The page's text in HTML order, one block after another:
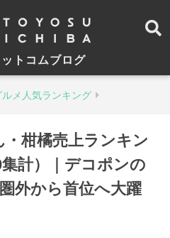
トコムブログ
ルメ人気ランキング
・柑橘売上ランキン
計）｜デコポンの
外から首位へ大躍